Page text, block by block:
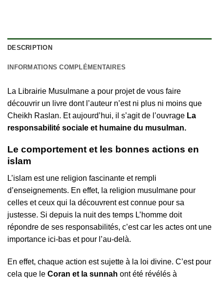
DESCRIPTION
INFORMATIONS COMPLÉMENTAIRES
La Librairie Musulmane a pour projet de vous faire
découvrir un livre dont l’auteur n’est ni plus ni moins que
Cheikh Raslan. Et aujourd’hui, il s’agit de l’ouvrage La
responsabilité sociale et humaine du musulman.
Le comportement et les bonnes actions en
islam
L’islam est une religion fascinante et rempli
d’enseignements. En effet, la religion musulmane pour
celles et ceux qui la découvrent est connue pour sa
justesse. Si depuis la nuit des temps L’homme doit
répondre de ses responsabilités, c’est car les actes ont une
importance ici-bas et pour l’au-delà.
En effet, chaque action est sujette à la loi divine. C’est pour
cela que le Coran et la sunnah ont été révélés à